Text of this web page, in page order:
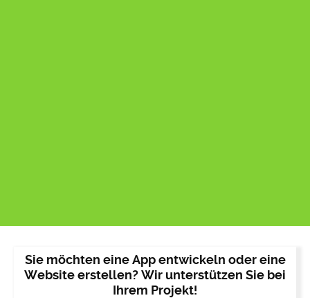
Sie möchten eine App entwickeln oder eine
Website erstellen? Wir unterstützen Sie bei
Ihrem Projekt!